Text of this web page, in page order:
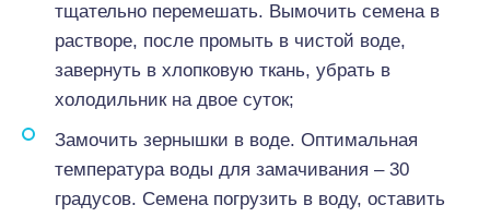
тщательно перемешать. Вымочить семена в
растворе, после промыть в чистой воде,
завернуть в хлопковую ткань, убрать в
холодильник на двое суток;
Замочить зернышки в воде. Оптимальная
температура воды для замачивания – 30
градусов. Семена погрузить в воду, оставить